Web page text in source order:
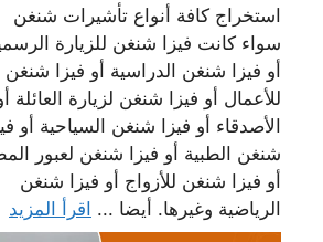
استخراج كافة أنواع تأشيرات شنغن
سواء كانت فيزا شنغن للزيارة
أو فيزا شنغن الدراسية أو فيزا شنغن
للأعمال أو فيزا شنغن لزيارة العائلة
الأصدقاء أو فيزا شنغن السياحية أو
شنغن الطبية أو فيزا شنغن لعبور
أو فيزا شنغن للأزواج أو فيزا شنغن
الرياضية وغيرها. أيضا ... اقرأ المزيد